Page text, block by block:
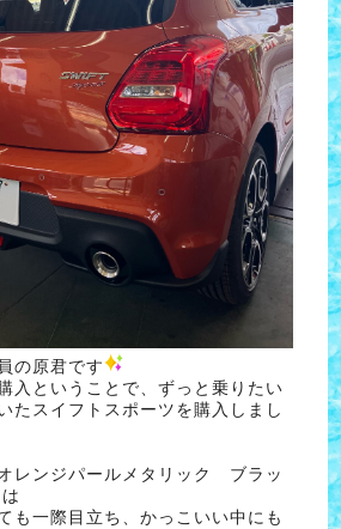
の原君です
入ということで、ずっと乗りたい
たスイフトスポーツを購入しまし
レンジパールメタリック ブラッ
も一際目立ち、かっこいい中にも